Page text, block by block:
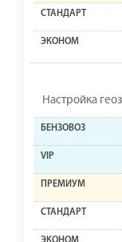
Настройка